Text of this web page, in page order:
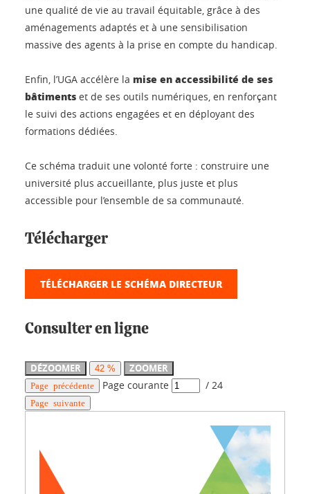
une qualité de vie au travail équitable, grâce à des
aménagements adaptés et à une sensibilisation
massive des agents à la prise en compte du handicap.
Enfin, l’UGA accélère la mise en accessibilité de ses
bâtiments et de ses outils numériques, en renforçant
le suivi des actions engagées et en déployant des
formations dédiées.
Ce schéma traduit une volonté forte : construire une
université plus accueillante, plus juste et plus
accessible pour l’ensemble de sa communauté.
Télécharger
TÉLÉCHARGER LE SCHÉMA DIRECTEUR
Consulter en ligne
DÉZOOMER 42 % ZOOMER
Page précédente Page courante / 24
Page suivante